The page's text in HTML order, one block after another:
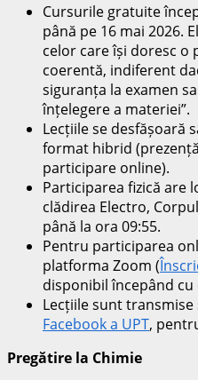
Cursurile gratuite
până pe 16 mai 2026.
celor care își doresc o
coerentă, indiferent
siguranța la examen
înțelegere a materiei”.
Lecțiile se desfășoară
format hibrid
participare online).
Participarea fizică are
clădirea Electro,
până la ora 09:55.
Pentru participarea
platforma Zoom (
disponibil începând cu
Lecțiile sunt transmise
Facebook a UPT,
Pregătire la Chimie